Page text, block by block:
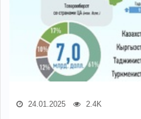
24.01.2025 2.4K